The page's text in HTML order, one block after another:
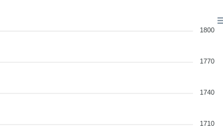
1800
1770
1740
1710